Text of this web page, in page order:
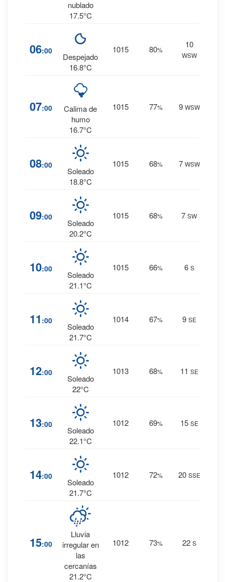
nublado
17.5°C
06:00
Despejado
16.8°C
1015 80%
10
WSW
07:00
Calima de
humo
16.7°C
1015 77% 9 WSW
08:00
Soleado
18.8°C
1015 68% 7 WSW
09:00
Soleado
20.2°C
1015 68% 7 SW
10:00
Soleado
21.1°C
1015 66% 6 S
11 :00
Soleado
21.7°C
1014 67% 9 SE
12:00
Soleado
22°C
1013 68% 11 SE
13:00
Soleado
22.1°C
1012 69% 15 SE
14:00
Soleado
21.7°C
1012 72% 20 SSE
15:00
Lluvia
irregular en
las
cercanías
21.2°C
1012 73% 22 S